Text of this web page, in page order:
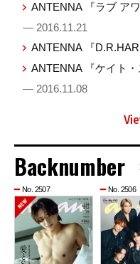
ANTENNA 『ラブ ア
— 2016.11.21
ANTENNA 『
ANTENNA 『ケイト
— 2016.11.08
Backnumber
No. 2507 No. 2506